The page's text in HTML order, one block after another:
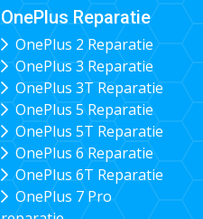
OnePlus Reparatie
OnePlus 2 Reparatie
OnePlus 3 Reparatie
OnePlus 3T Reparatie
OnePlus 5 Reparatie
OnePlus 5T Reparatie
OnePlus 6 Reparatie
OnePlus 6T Reparatie
OnePlus 7 Pro